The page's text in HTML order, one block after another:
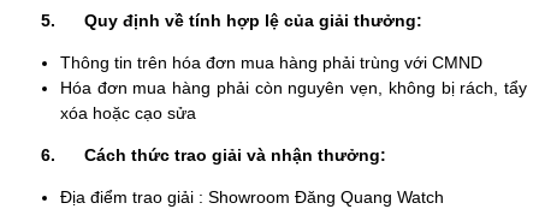
5. Quy định về tính hợp lệ của giải thưởng:
Thông tin trên hóa đơn mua hàng phải trùng với CMND
Hóa đơn mua hàng phải còn nguyên vẹn, không bị rách, tẩy
xóa hoặc cạo sửa
6. Cách thức trao giải và nhận thưởng:
Địa điểm trao giải : Showroom Đăng Quang Watch